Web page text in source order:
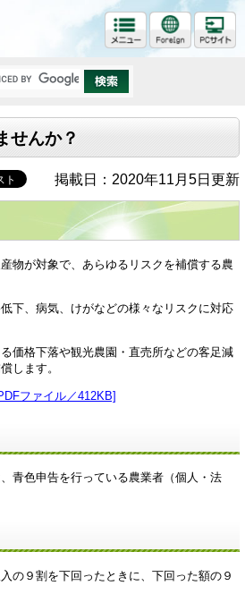
せんか？
掲載日：2020年11月5日更新
物が対象で、あらゆるリスクを補償する農
下、病気、けがなどの様々なリスクに対応
価格下落や観光農園・直売所などの客足減
します。
ファイル／412KB]
青色申告を行っている農業者（個人・法
の９割を下回ったときに、下回った額の９